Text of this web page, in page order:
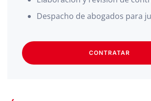
Despacho de abogados para
CONTRATAR